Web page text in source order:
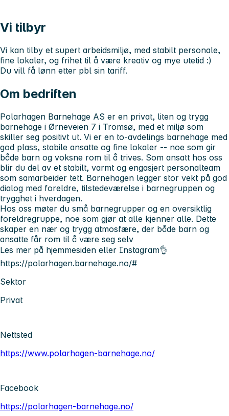
Vi tilbyr
Vi kan tilby et supert arbeidsmiljø, med stabilt personale,
fine lokaler, og frihet til å være kreativ og mye utetid :)
Du vill få lønn etter pbl sin tariff.
Om bedriften
Polarhagen Barnehage AS er en privat, liten og trygg
barnehage i Ørneveien 7 i Tromsø, med et miljø som
skiller seg positivt ut. Vi er en to-avdelings barnehage med
god plass, stabile ansatte og fine lokaler -- noe som gir
både barn og voksne rom til å trives. Som ansatt hos oss
blir du del av et stabilt, varmt og engasjert personalteam
som samarbeider tett. Barnehagen legger stor vekt på god
dialog med foreldre, tilstedeværelse i barnegruppen og
trygghet i hverdagen.
Hos oss møter du små barnegrupper og en oversiktlig
foreldregruppe, noe som gjør at alle kjenner alle. Dette
skaper en nær og trygg atmosfære, der både barn og
ansatte får rom til å være seg selv
Les mer på hjemmesiden eller Instagram👌
https://polarhagen.barnehage.no/#
Sektor
Privat
Nettsted
https://www.polarhagen-barnehage.no/
Facebook
https://polarhagen-barnehage.no/